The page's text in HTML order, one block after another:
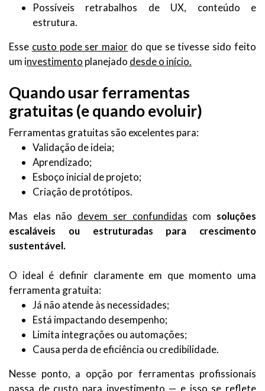
Possíveis retrabalhos de UX, conteúdo e
estrutura.
Esse custo pode ser maior do que se tivesse sido feito
um investimento planejado desde o início.
Quando usar ferramentas
gratuitas (e quando evoluir)
Ferramentas gratuitas são excelentes para:
Validação de ideia;
Aprendizado;
Esboço inicial de projeto;
Criação de protótipos.
Mas elas não devem ser confundidas com soluções
escaláveis ou estruturadas para crescimento
sustentável.
O ideal é definir claramente em que momento uma
ferramenta gratuita:
Já não atende às necessidades;
Está impactando desempenho;
Limita integrações ou automações;
Causa perda de eficiência ou credibilidade.
Nesse ponto, a opção por ferramentas profissionais